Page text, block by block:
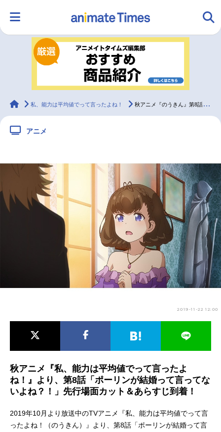
ランキング アニメ
ラジオ グッズ
無料マンガ
最新記事一覧
声優記事一覧
実写化映画一覧
今期アニメ曜日別一覧
夏アニメ
animateTimes
私、能力は平均値でって言ったよね！ 秋アニメ『のうきん』第8話先行場面カット＆あらすじ到着
アニメ
2019-11-22 12:00
秋アニメ『私、能力は平均値でって言ったよ
ね！』より、第8話「ポーリンが結婚って言ってな
いよね？！」先行場面カット＆あらすじ到着！
2019年10月より放送中のTVアニメ『私、能力は平均値でって言
ったよね！（のうきん）』より、第8話「ポーリンが結婚って言